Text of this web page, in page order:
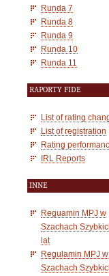
Runda 7
Runda 8
Runda 9
Runda 10
Runda 11
RAPORTY FIDE
List of rating
List of registration
Rating
IRL Reports
INNE
Reguamin MPJ w
Szachach
lat
Regulamin MPJ w
Szachach